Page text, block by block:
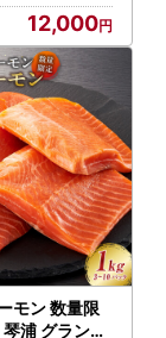
12,000
モン 数量限
浦 グランサ